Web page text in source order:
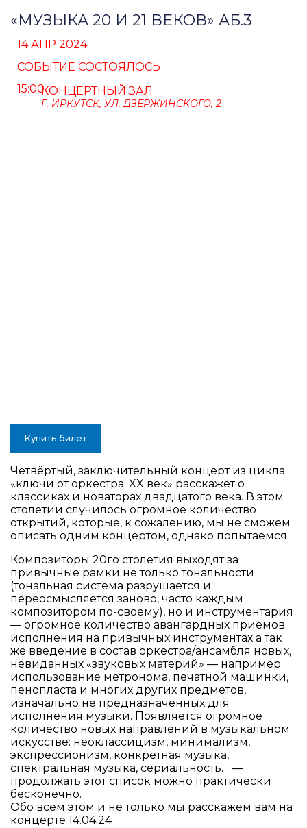
«МУЗЫКА 20 И 21 ВЕКОВ» АБ.3
14 АПР 2024
СОБЫТИЕ СОСТОЯЛОСЬ
15:00КОНЦЕРТНЫЙ ЗАЛ
Г. ИРКУТСК, УЛ. ДЗЕРЖИНСКОГО, 2
Купить билет
Четвёртый, заключительный концерт из цикла
«ключи от оркестра: XX век» расскажет о
классиках и новаторах двадцатого века. В этом
столетии случилось огромное количество
открытий, которые, к сожалению, мы не сможем
описать одним концертом, однако попытаемся.
Композиторы 20го столетия выходят за
привычные рамки не только тональности
(тональная система разрушается и
переосмысляется заново, часто каждым
композитором по-своему), но и инструментария
— огромное количество авангардных приëмов
исполнения на привычных инструментах а так
же введение в состав оркестра/ансамбля новых,
невиданных «звуковых материй» — например
использование метронома, печатной машинки,
пенопласта и многих других предметов,
изначально не предназначенных для
исполнения музыки. Появляется огромное
количество новых направлений в музыкальном
искусстве: неоклассицизм, минимализм,
экспрессионизм, конкретная музыка,
спектральная музыка, сериальность… —
продолжать этот список можно практически
бесконечно.
Обо всём этом и не только мы расскажем вам на
концерте 14.04.24